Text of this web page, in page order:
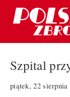
Szpital
piątek, 22 sierpnia